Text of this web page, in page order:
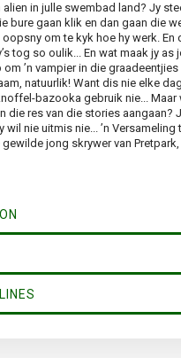
alien in julle swembad land? Jy
bure gaan klik en dan gaan die
om te kyk hoe hy werk. En
tog so oulik... En wat maak jy as
om ’n vampier in die
natuurlik! Want dis nie elke
bazooka gebruik nie... Maar
die res van die stories aangaan?
wil nie uitmis nie... ’n Versameling
jong skrywer van Pretpark,